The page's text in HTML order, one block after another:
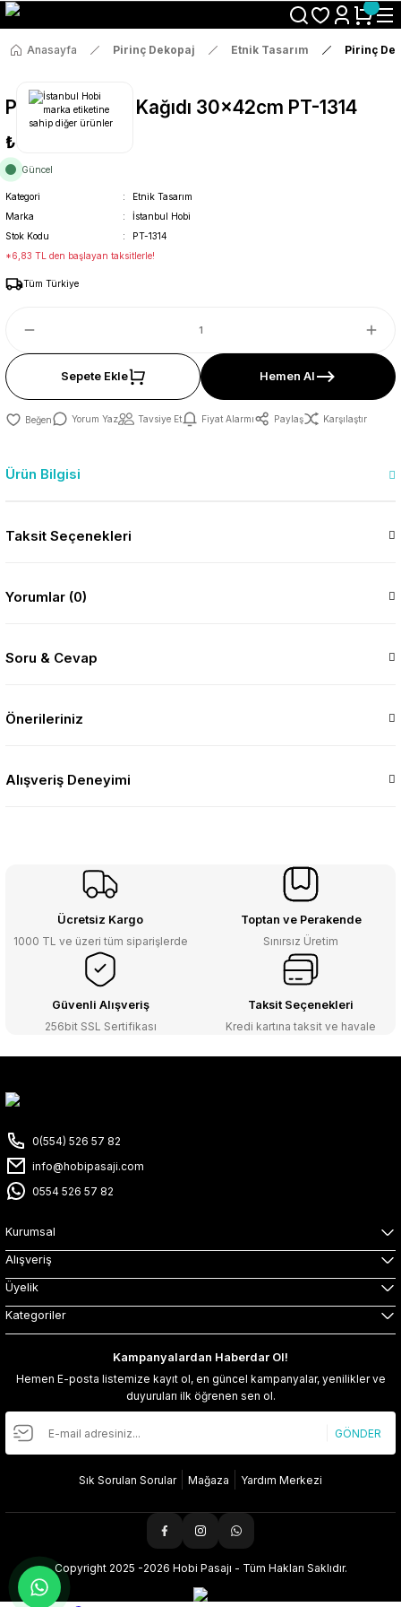
Size Özel "HG10" Koduyla Sepette Hemen %10 İndirimi Kaçırma
Anasayfa Pirinç Dekopaj Etnik Tasarım Pirinç
Pirinç Dekopaj Kağıdı 30x42cm PT-1314
₺36
Güncel
Kategori
Etnik Tasarım
Marka
İstanbul Hobi
Stok Kodu
PT-1314
*6,83 TL den başlayan taksitlerle!
Tüm Türkiye
Sepete Ekle Hemen Al
Yorum Yaz Tavsiye Et Fiyat Alarmı Paylaş Karşılaştır
Ürün Bilgisi
Taksit Seçenekleri
Yorumlar (0)
Soru & Cevap
Önerileriniz
Alışveriş Deneyimi
Ücretsiz Kargo
1000 TL ve üzeri tüm siparişlerde
Toptan ve Perakende
Sınırsız Üretim
Güvenli Alışveriş
256bit SSL Sertifikası
Taksit Seçenekleri
Kredi kartına taksit ve havale
0(554) 526 57 82
info@hobipasaji.com
0554 526 57 82
Kurumsal
Alışveriş
Üyelik
Kategoriler
Kampanyalardan Haberdar Ol!
Hemen E-posta listemize kayıt ol, en güncel kampanyalar, yenilikler ve
duyuruları ilk öğrenen sen ol.
GÖNDER
Sık Sorulan Sorular Mağaza Yardım Merkezi
Copyright 2025 -2026 Hobi Pasajı - Tüm Hakları Saklıdır.